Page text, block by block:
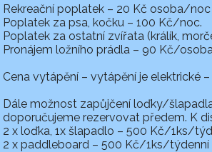
Rekreační poplatek – 20 Kč osoba/
Poplatek za psa, kočku – 100 Kč/noc.
Poplatek za ostatní zvířata (králík,
Pronájem ložního prádla – 90 Kč/
Cena vytápění – vytápění je elektrické
Dále možnost zapůjčení loďky/
doporučujeme rezervovat předem. K
2 x loďka, 1x šlapadlo – 500 Kč/1ks/
2 x paddleboard – 500 Kč/1ks/